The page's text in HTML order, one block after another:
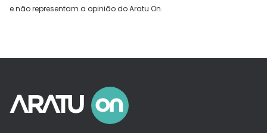
e não representam a opinião do Aratu On.